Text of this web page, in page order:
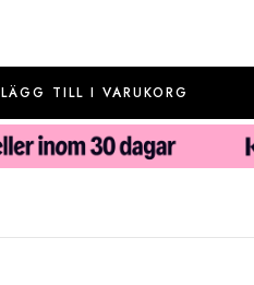
LÄGG TILL I VARUKORG